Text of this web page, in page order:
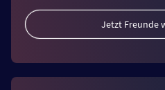
Jetzt Freunde